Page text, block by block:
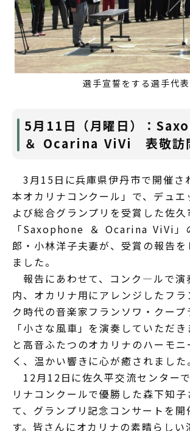
選手宣誓をする選手代表
5月11日（月曜日）：
＆ Ocarina ViVi 表敬訪
3月15日に兵庫県伊丹市で開催さ
本オカリナコンクール」で、デュエ
よび総合グランプリを受賞した佐久
「Saxophone ＆ Ocarina ViVi」
郎・小林洋子夫妻が、受賞の報告を
ました。
報告にあわせて、コンク―ルで演
内、オカリナ用にアレンジしたフラ
ク時代の音楽家フランソワ・クープ
「小さな風車」を演奏していただ
と高音ふたつのオカリナのハーモニ
く、温かい響きに心が癒されました。
12月12日に佐久平交流センター
リナコンクールで優勝した森下知子
て、グランプリ記念コンサートを開
す。皆さんにオカリナの素晴らしい